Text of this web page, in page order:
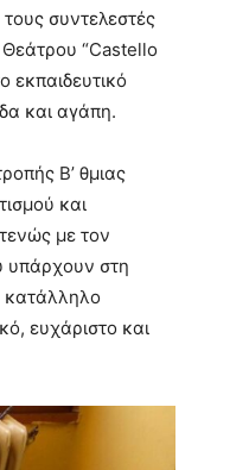
συντελεστές
Θεάτρου “Castello
εκπαιδευτικό
και αγάπη.
Β’ θμιας
και
με τον
υπάρχουν στη
κατάλληλο
ευχάριστο και